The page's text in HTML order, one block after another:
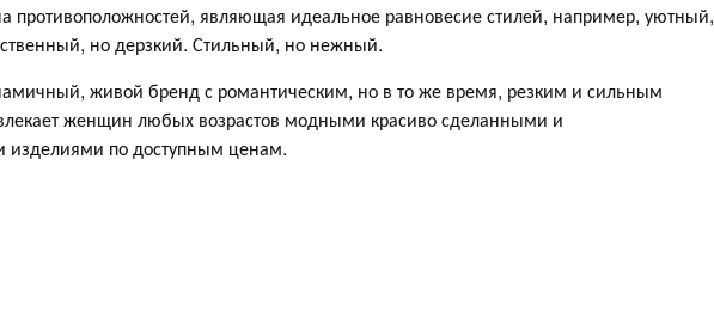
противоположностей, являющая идеальное равновесие стилей, например, уютный,
но дерзкий. Стильный, но нежный.
живой бренд с романтическим, но в то же время, резким и сильным
женщин любых возрастов модными красиво сделанными и
изделиями по доступным ценам.